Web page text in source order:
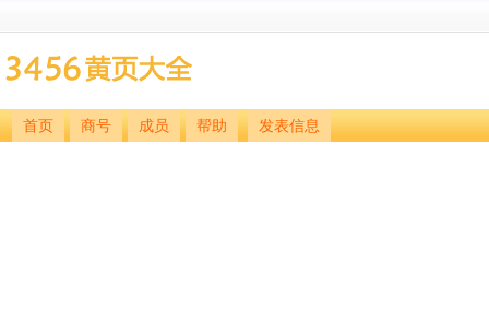
首页 商号 成员 帮助 发表信息